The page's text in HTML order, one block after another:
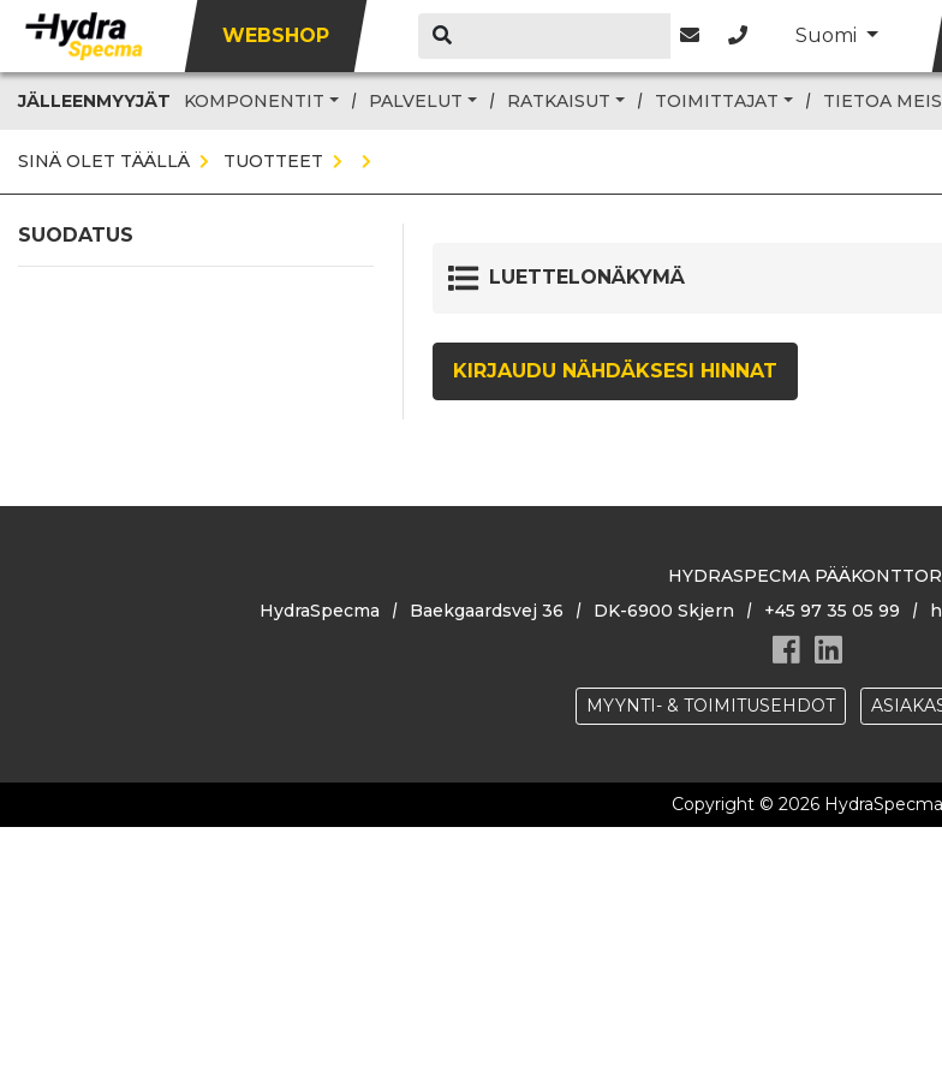
WEBSHOP Suomi
JÄLLEENMYYJÄT KOMPONENTIT PALVELUT RATKAISUT TOIMITTAJAT TIETOA
SINÄ OLET TÄÄLLÄ TUOTTEET
SUODATUS
LUETTELONÄKYMÄ
KIRJAUDU NÄHDÄKSESI HINNAT
HYDRASPECMA
HydraSpecma
Baekgaardsvej 36 DK-6900 Skjern +45 97 35 05 99
MYYNTI- & TOIMITUSEHDOT
Copyright © 2026 HydraSpecma